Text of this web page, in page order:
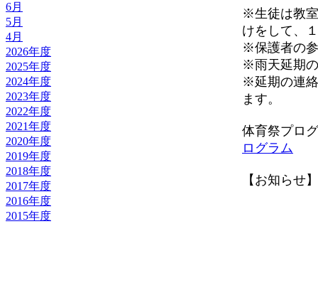
6月
5月
4月
2026年度
2025年度
2024年度
2023年度
2022年度
2021年度
2020年度
2019年度
2018年度
2017年度
2016年度
2015年度
※生徒は教
けをして、
※保護者の
※雨天延期
※延期の連
ます。
体育祭プロ
ログラム
【お知らせ